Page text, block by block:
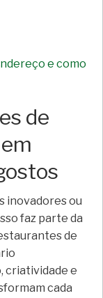
e como
de
inovadores ou
faz parte da
de
criatividade e
cada